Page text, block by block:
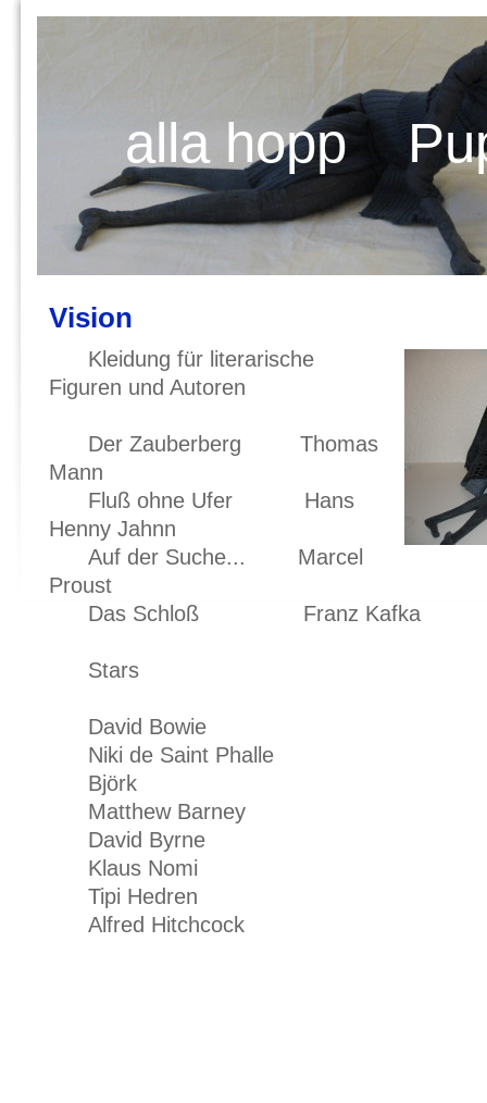
alla hopp
Vision
Kleidung für literarische
Figuren und Autoren
Der Zauberberg Thomas
Mann
Fluß ohne Ufer Hans
Henny Jahnn
Auf der Suche... Marcel
Proust
Das Schloß Franz Kafka
Stars
David Bowie
Niki de Saint Phalle
Björk
Matthew Barney
David Byrne
Klaus Nomi
Tipi Hedren
Alfred Hitchcock